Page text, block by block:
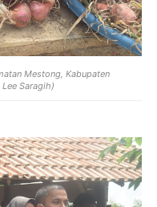
Mestong, Kabupaten
Saragih)